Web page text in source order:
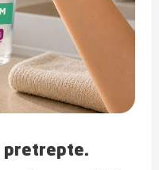
pretrepte.